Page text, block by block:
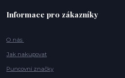
Informace pro zákazníky
O nás
Jak nakupovat
Puncovní značky